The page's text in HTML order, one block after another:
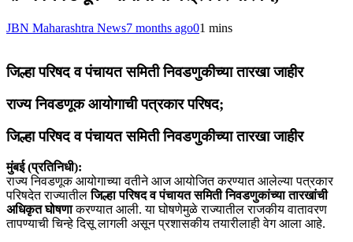
JBN Maharashtra News7 months ago01 mins
जिल्हा परिषद व पंचायत समिती निवडणुकीच्या तारखा जाहीर
राज्य निवडणूक आयोगाची पत्रकार परिषद;
जिल्हा परिषद व पंचायत समिती निवडणुकीच्या तारखा जाहीर
मुंबई (प्रतिनिधी):
राज्य निवडणूक आयोगाच्या वतीने आज आयोजित करण्यात आलेल्या पत्रकार
परिषदेत राज्यातीलजिल्हा परिषद व पंचायत समिती निवडणुकांच्या तारखांची
अधिकृत घोषणाकरण्यात आली. या घोषणेमुळे राज्यातील राजकीय वातावरण
तापण्याची चिन्हे दिसू लागली असून प्रशासकीय तयारीलाही वेग आला आहे.